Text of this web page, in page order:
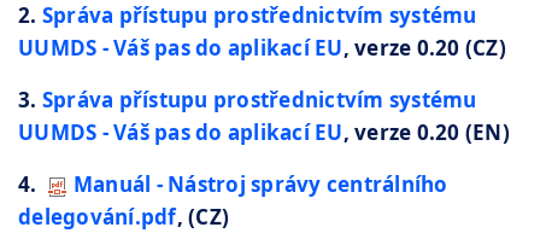
2. Správa přístupu prostřednictvím systému
UUMDS - Váš pas do aplikací EU, verze 0.20 (CZ)
3. ​ Správa přístupu prostřednictvím systému
UUMDS - Váš pas do aplikací EU, verze 0.20 (EN)
4.
Manuál - Nástroj správy centrálního
delegování.pdf, (CZ)